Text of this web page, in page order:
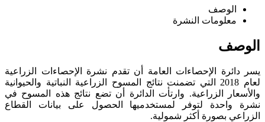
الوصف
معلومات النشرة
الوصف
يسر دائرة الإحصاءات العامة أن تقدم نشرة الإحصاءات الزراعية
لعام 2018 التي تضمنت نتائج المسوح الزراعية النباتية والحيوانية
والأسعار الزراعية. وارتأت الدائرة أن تضع نتائج هذه المسوح في
نشرة واحدة لتوفر لمستخدميها الحصول على بيانات القطاع
الزراعي بصورة أكثر شمولية.